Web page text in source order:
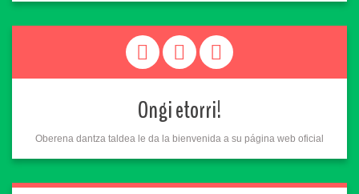
Ongi etorri!
Oberena dantza taldea le da la bienvenida a su página web oficial